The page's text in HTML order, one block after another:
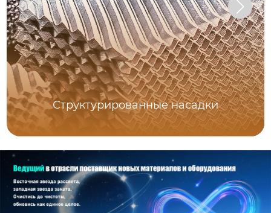
Структурированные насадки